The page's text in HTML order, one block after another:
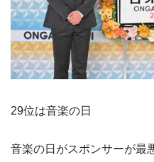
29位は音楽の日
音楽の日がスポンサーが最